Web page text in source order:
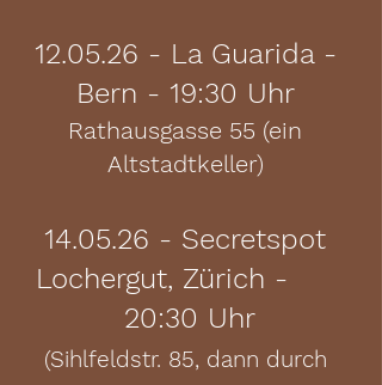
​12.05.26 - La Guarida -
Bern - 19:30 Uhr
Rathausgasse 55 (ein
Altstadtkeller)
14.05.26 - Secretspot
Lochergut, Zürich -
20:30 Uhr
(Sihlfeldstr. 85, dann durch